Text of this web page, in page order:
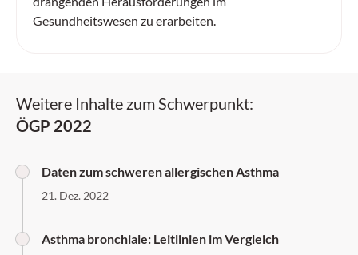
Gesundheitswesen zu erarbeiten.
Weitere Inhalte zum Schwerpunkt:
ÖGP 2022
Daten zum schweren allergischen Asthma
21. Dez. 2022
Asthma bronchiale: Leitlinien im Vergleich